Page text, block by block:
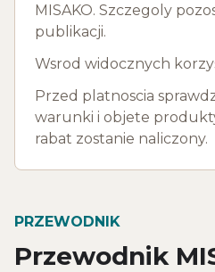
MISAKO. Szczegoly
publikacji.
Wsrod widocznych
Przed platnoscia
warunki i objete
rabat zostanie naliczony.
PRZEWODNIK
Przewodnik